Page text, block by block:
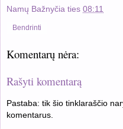
Namų Bažnyčia ties 08:11
Bendrinti
Komentarų nėra:
Rašyti komentarą
Pastaba: tik šio tinklaraščio
komentarus.